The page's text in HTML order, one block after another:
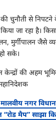
चुनौती से
जा रहा है।
मुर्गीपालन जैसे
सके।
नगर
मैप” साझा